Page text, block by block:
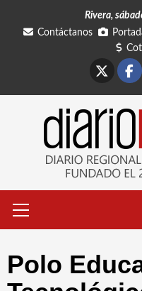
Rivera,
Contáctanos
primario
Polo